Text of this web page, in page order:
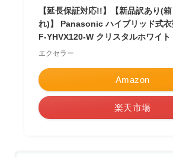
【延長保証対応!!】【新品訳あり(
れ)】 Panasonic ハイブリッド式
F-YHVX120-W クリスタルホワイト
エクセラー
Amazon
楽天市場